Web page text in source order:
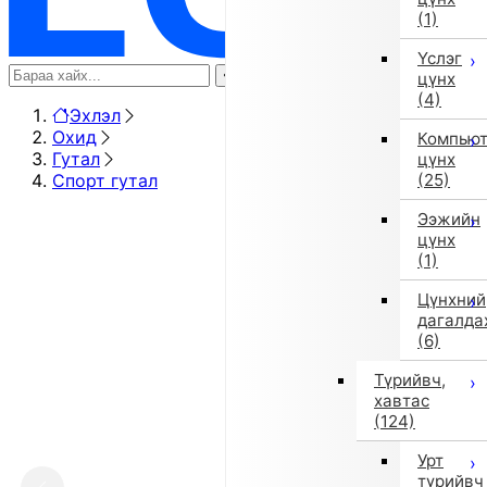
(1)
Үслэг
цүнх
(4)
цүнх
(25)
Ээжийн
цүнх
(1)
Цүнхний
(6)
Түрийвч,
хавтас
(124)
Урт
түрийвч
Эхлэл
Охид
Гутал
Спорт гутал